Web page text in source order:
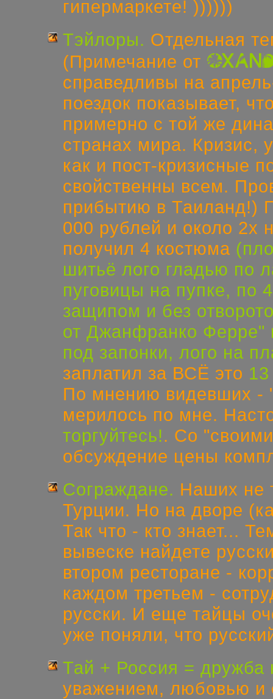
гипермаркете! ))))))
Тэйлоры. Отдельная
(Примечание от
справедливы на
поездок показывает,
примерно с той же
странах мира. Кризис,
как и пост-кризисные
свойственны всем.
прибытию в Таиланд!)
000 рублей и около 2х
получил 4 костюма
шитьё лого гладью по
пуговицы на пупке, по
защипом и без
от Джанфранко Ферре"
под запонки, лого на
заплатил за ВСЁ это
По мнению видевших -
мерилось по мне.
торгуйтесь!. Со
обсуждение цены
Сограждане. Наших не
Турции. Но на дворе
Так что - кто знает...
вывеске найдете
втором ресторане -
каждом третьем -
русски. И еще тайцы
уже поняли, что
Тай + Россия = дружба
уважением, любовью и